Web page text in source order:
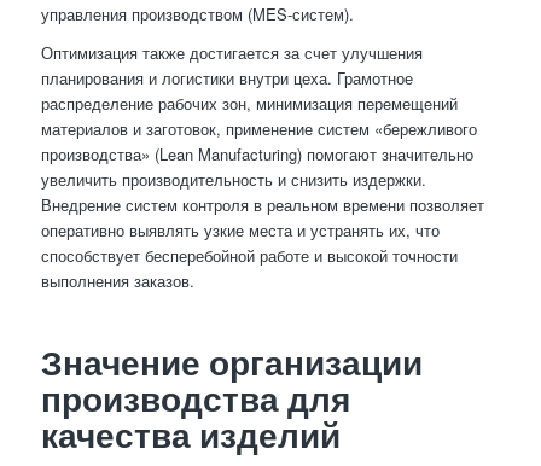
управления производством (MES-систем).
Оптимизация также достигается за счет улучшения
планирования и логистики внутри цеха. Грамотное
распределение рабочих зон, минимизация перемещений
материалов и заготовок, применение систем «бережливого
производства» (Lean Manufacturing) помогают значительно
увеличить производительность и снизить издержки.
Внедрение систем контроля в реальном времени позволяет
оперативно выявлять узкие места и устранять их, что
способствует бесперебойной работе и высокой точности
выполнения заказов.
Значение организации
производства для
качества изделий